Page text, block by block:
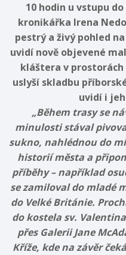
10 hodin u vstupu
kronikářka Irena
pestrý a živý pohled
uvidí nově objevené
kláštera v
uslyší skladbu
uvidí i
„Během trasy se
minulosti stával
sukno, nahlédnou do
historií města a
příběhy – například
se zamiloval do mladé
do Velké Británie.
do kostela sv.
přes Galerii Jane
Kříže, kde na závěr